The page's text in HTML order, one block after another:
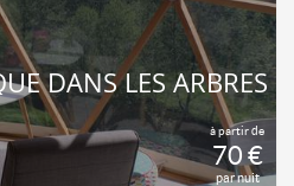
à partir de
70 €
par nuit
DANS LES ARBRES